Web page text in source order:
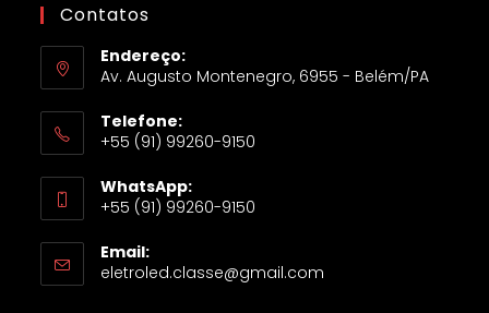
Contatos
Endereço:
Av. Augusto Montenegro, 6955 - Belém/PA
Telefone:
+55 (91) 99260-9150
WhatsApp:
+55 (91) 99260-9150
Email:
eletroled.classe@gmail.com